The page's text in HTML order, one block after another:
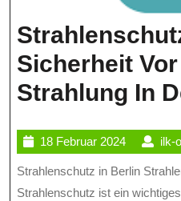
Sicherheit
Strahlung In
18 Februar 202418
Februar
2024
ilk-
Strahlenschutz in Berlin Strahlenschutz in Berlin Der
Strahlenschutz ist ein